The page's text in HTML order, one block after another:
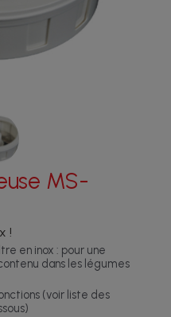
MS-
!
en inox : pour une
dans les légumes
(voir liste des